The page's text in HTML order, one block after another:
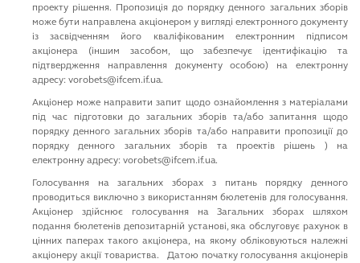
проекту рішення. Пропозиція до порядку денного загальних зборів
може бути направлена акціонером у вигляді електронного документу
із засвідченням його кваліфікованим електронним підписом
акціонера (іншим засобом, що забезпечує ідентифікацію та
підтвердження направлення документу особою) на електронну
адресу: vorobets@ifcem.if.ua.
Акціонер може направити запит щодо ознайомлення з матеріалами
під час підготовки до загальних зборів та/або запитання щодо
порядку денного загальних зборів та/або направити пропозиції до
порядку денного загальних зборів та проектів рішень ) на
електронну адресу: vorobets@ifcem.if.ua.
Голосування на загальних зборах з питань порядку денного
проводиться виключно з використанням бюлетенів для голосування.
Акціонер здійснює голосування на Загальних зборах шляхом
подання бюлетенів депозитарній установі, яка обслуговує рахунок в
цінних паперах такого акціонера, на якому обліковуються належні
акціонеру акції товариства. Датою початку голосування акціонерів